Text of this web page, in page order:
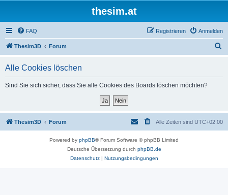
thesim.at
FAQ Anmelden
Registrieren
Thesim3D Forum
Alle Cookies löschen
Sind Sie sich sicher, dass Sie alle Cookies des Boards löschen möchten?
Thesim3D Forum Alle Zeiten sind UTC+02:00
Powered by phpBB® Forum Software © phpBB Limited
Deutsche Übersetzung durch phpBB.de
Datenschutz| Nutzungsbedingungen